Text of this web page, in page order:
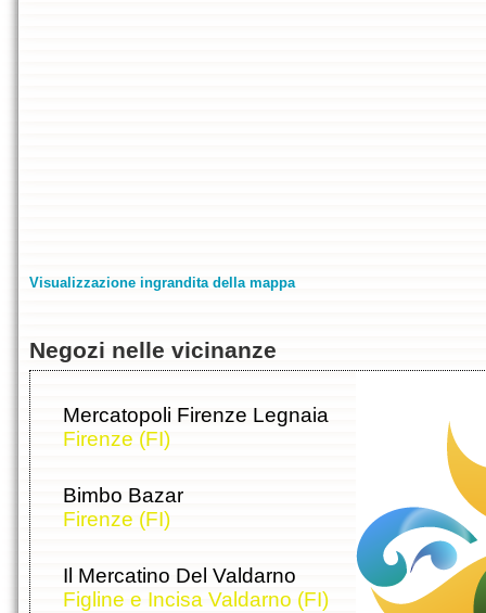
Visualizzazione ingrandita della mappa
Negozi nelle vicinanze
Mercatopoli Firenze Legnaia
Firenze (FI)
Bimbo Bazar
Firenze (FI)
Il Mercatino Del Valdarno
Figline e Incisa Valdarno (FI)